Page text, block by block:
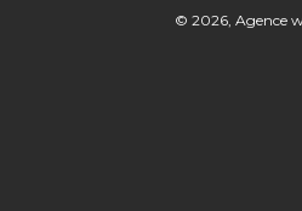
© 2026, Agence